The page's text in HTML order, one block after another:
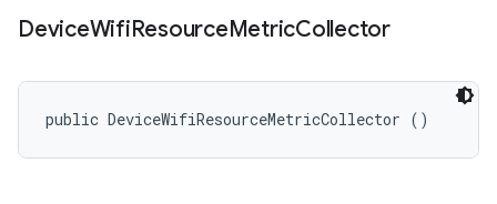
DeviceWifiResourceMetricCollector
public DeviceWifiResourceMetricCollector ()